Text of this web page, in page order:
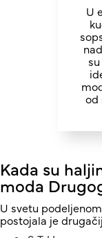
U
od
Kada su
moda
U svetu
postojala je